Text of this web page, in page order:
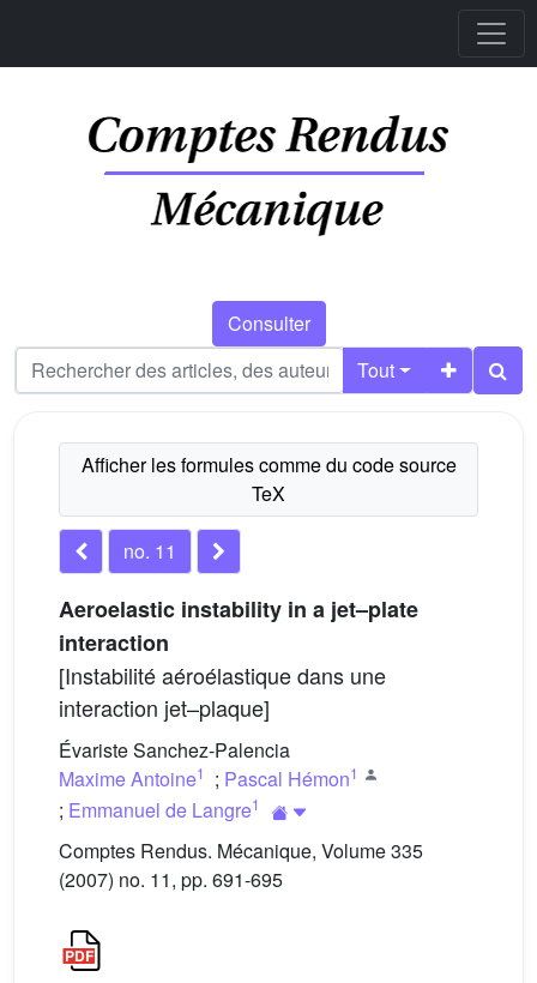
Consulter
Tout
no. 11
Aeroelastic instability in a jet–plate
interaction
[Instabilité aéroélastique dans une
interaction jet–plaque]
Évariste Sanchez-Palencia
Maxime Antoine1 ; Pascal Hémon1
; Emmanuel de Langre1
Comptes Rendus. Mécanique, Volume 335
(2007) no. 11, pp. 691-695